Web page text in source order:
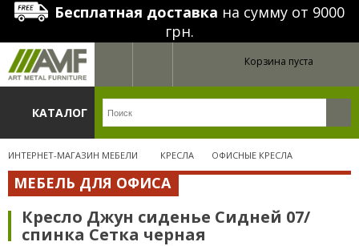
Бесплатная доставка на сумму от 9000
грн.
Корзина пуста
КАТАЛОГ
ИНТЕРНЕТ-МАГАЗИН МЕБЕЛИ КРЕСЛА ОФИСНЫЕ КРЕСЛА
МЕБЕЛЬ ДЛЯ ОФИСА
Кресло Джун сиденье Сидней 07/
спинка Сетка черная